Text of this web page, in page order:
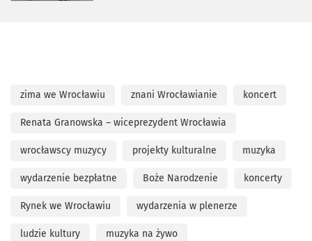
zima we Wrocławiu znani Wrocławianie koncert
Renata Granowska – wiceprezydent Wrocławia
wrocławscy muzycy projekty kulturalne muzyka
wydarzenie bezpłatne Boże Narodzenie koncerty
Rynek we Wrocławiu wydarzenia w plenerze
ludzie kultury muzyka na żywo